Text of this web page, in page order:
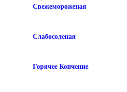
Свежемороженая
Слабосоленая
Горячее Копчение